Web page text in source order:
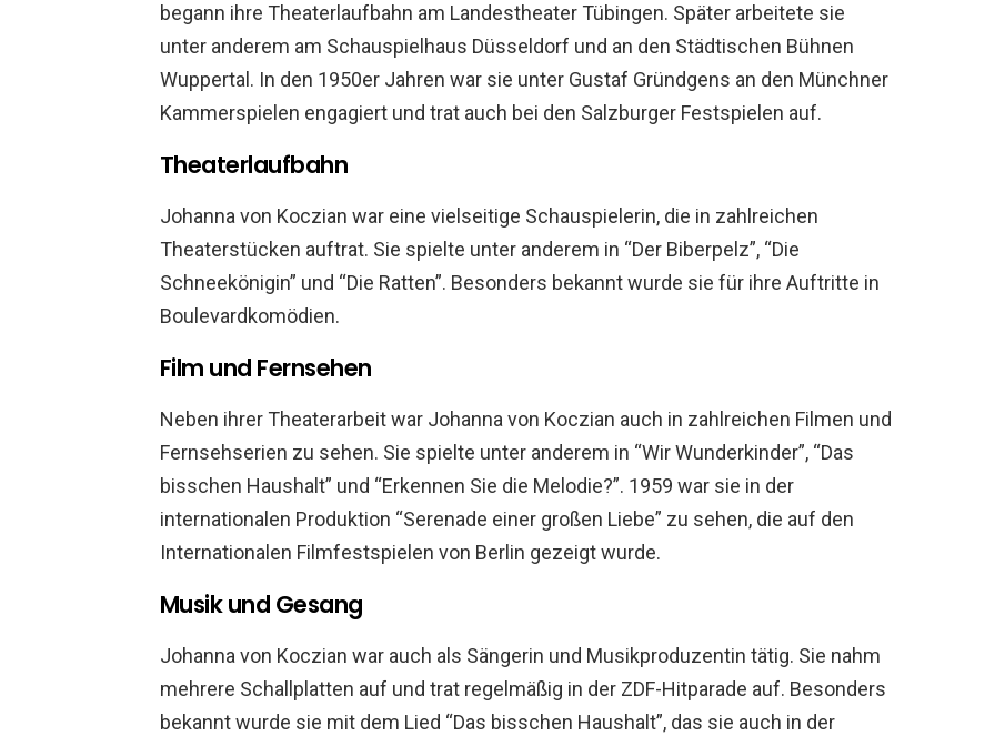
begann ihre Theaterlaufbahn am Landestheater Tübingen. Später arbeitete sie
unter anderem am Schauspielhaus Düsseldorf und an den Städtischen Bühnen
Wuppertal. In den 1950er Jahren war sie unter Gustaf Gründgens an den Münchner
Kammerspielen engagiert und trat auch bei den Salzburger Festspielen auf.
Theaterlaufbahn
Johanna von Koczian war eine vielseitige Schauspielerin, die in zahlreichen
Theaterstücken auftrat. Sie spielte unter anderem in “Der Biberpelz”, “Die
Schneekönigin” und “Die Ratten”. Besonders bekannt wurde sie für ihre Auftritte in
Boulevardkomödien.
Film und Fernsehen
Neben ihrer Theaterarbeit war Johanna von Koczian auch in zahlreichen Filmen und
Fernsehserien zu sehen. Sie spielte unter anderem in “Wir Wunderkinder”, “Das
bisschen Haushalt” und “Erkennen Sie die Melodie?”. 1959 war sie in der
internationalen Produktion “Serenade einer großen Liebe” zu sehen, die auf den
Internationalen Filmfestspielen von Berlin gezeigt wurde.
Musik und Gesang
Johanna von Koczian war auch als Sängerin und Musikproduzentin tätig. Sie nahm
mehrere Schallplatten auf und trat regelmäßig in der ZDF-Hitparade auf. Besonders
bekannt wurde sie mit dem Lied “Das bisschen Haushalt”, das sie auch in der